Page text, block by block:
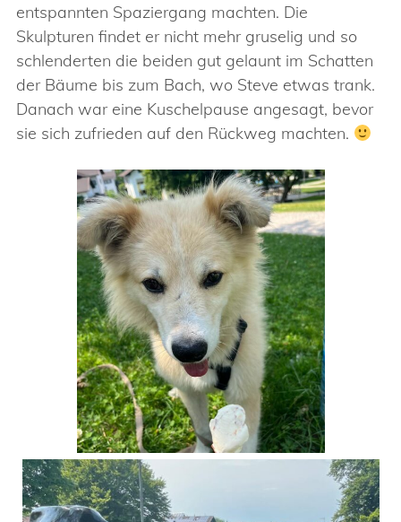
entspannten Spaziergang machten. Die
Skulpturen findet er nicht mehr gruselig und so
schlenderten die beiden gut gelaunt im Schatten
der Bäume bis zum Bach, wo Steve etwas trank.
Danach war eine Kuschelpause angesagt, bevor
sie sich zufrieden auf den Rückweg machten.